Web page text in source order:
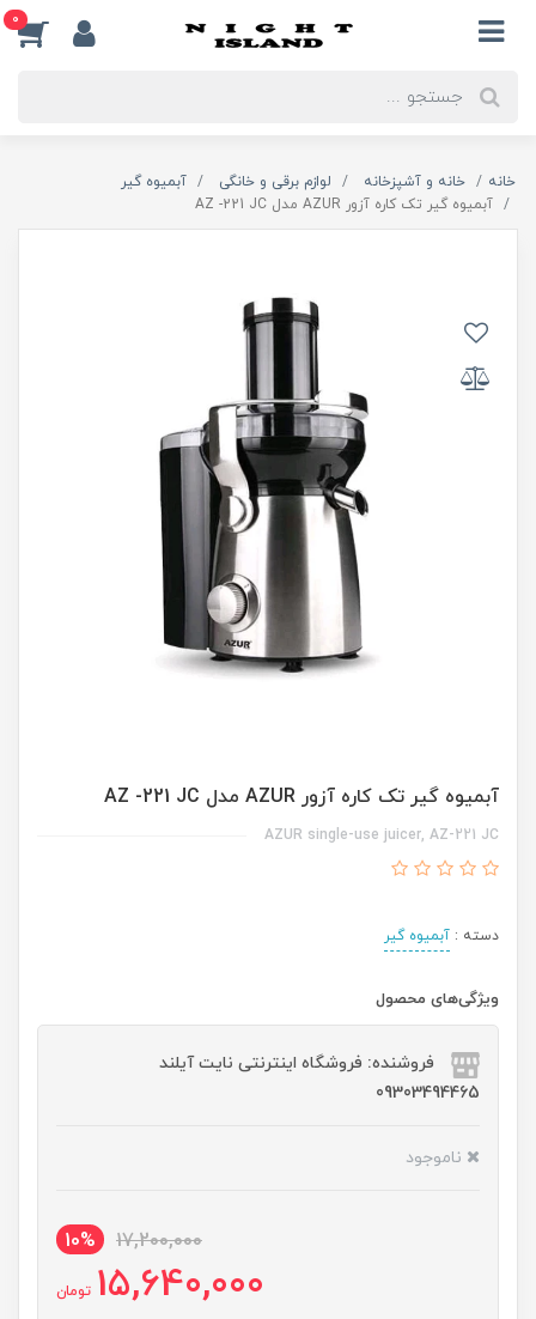
0
خانه خانه و آشپزخانه لوازم برقی و خانگی
آبمیوه گیر
آبمیوه گیر تک کاره آزور AZUR مدل AZ -221 JC
آبمیوه گیر تک کاره آزور AZUR مدل AZ -221 JC
AZUR single-use juicer, AZ-221 JC
دسته : آبمیوه گیر
ویژگی‌های محصول
فروشنده: فروشگاه اینترنتی نایت آیلند
09303494465
ناموجود
17,200,000
10%
15,640,000 تومان